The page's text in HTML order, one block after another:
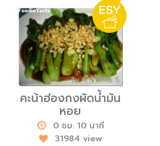
คะน้าฮ่องกงผัดน้ำมัน
หอย
0 ชม. 10 นาที
31984 view